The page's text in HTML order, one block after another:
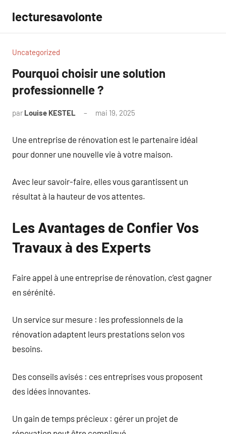
contenu
lecturesavolonte
Uncategorized
Pourquoi choisir une solution
professionnelle ?
par Louise KESTEL mai 19, 2025
Une entreprise de rénovation est le partenaire idéal
pour donner une nouvelle vie à votre maison.
Avec leur savoir-faire, elles vous garantissent un
résultat à la hauteur de vos attentes.
Les Avantages de Confier Vos
Travaux à des Experts
Faire appel à une entreprise de rénovation, c’est gagner
en sérénité.
Un service sur mesure : les professionnels de la
rénovation adaptent leurs prestations selon vos
besoins.
Des conseils avisés : ces entreprises vous proposent
des idées innovantes.
Un gain de temps précieux : gérer un projet de